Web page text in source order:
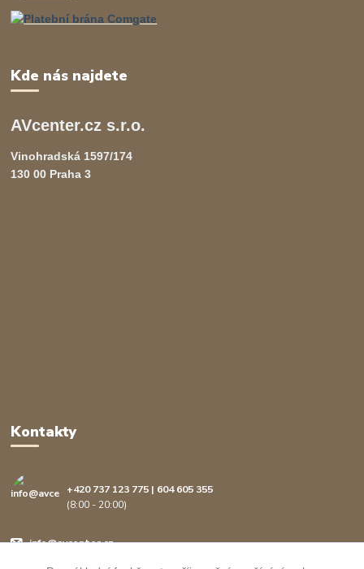
Kde nás najdete
AVcenter.cz s.r.o.
Vinohradská 1597/174
130 00 Praha 3
Kontakty
+420 737 123 775 | 604 605 355
(8:00 - 20:00)
info@avcenter.cz